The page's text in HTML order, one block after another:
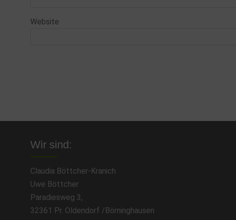
Website
Wir sind:
Claudia Böttcher-Kranich
Uwe Böttcher
Paradiesweg 3,
32361 Pr. Oldendorf /Börninghausen